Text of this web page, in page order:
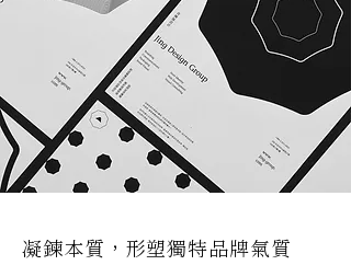
凝鍊本質，形塑獨特品牌氣質